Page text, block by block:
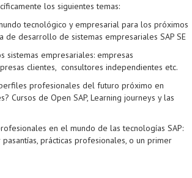
los siguientes temas:
tecnológico y empresarial para los próximos
de desarrollo de sistemas empresariales SAP SE
empresariales: empresas
clientes, consultores independientes etc.
profesionales del futuro próximo en
Cursos de Open SAP, Learning journeys y las
en el mundo de las tecnologías SAP:
prácticas profesionales, o un primer
de la Información (MESI)
de Información (MINE)
de Sistemas y Computación (MISIS)
de Software (MISO)
de Verano
de Información - Códice
General
de la Información